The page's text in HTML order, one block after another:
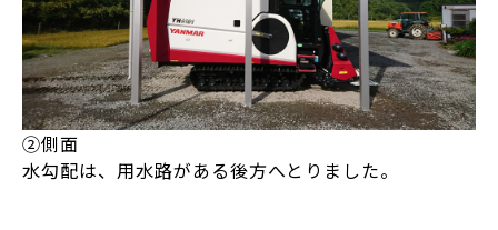
②側面
水勾配は、用水路がある後方へとりました。